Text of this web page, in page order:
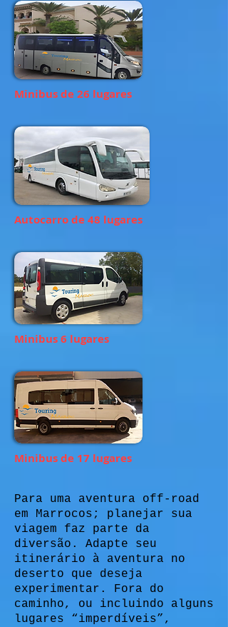
Minibus de 26 lugares
Autocarro de 48 lugares
Minibus 6 lugares
Minibus de 17 lugares
Para uma aventura off-road
em Marrocos; planejar sua
viagem faz parte da
diversão. Adapte seu
itinerário à aventura no
deserto que deseja
experimentar. Fora do
caminho, ou incluindo alguns
lugares “imperdíveis”,